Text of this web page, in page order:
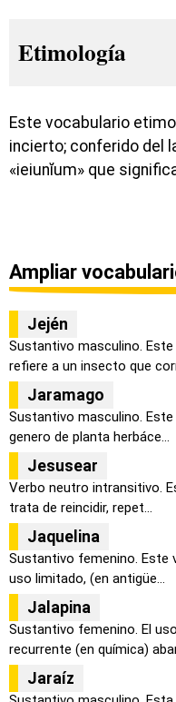
Etimología
Este vocabulario
incierto; conferido del
«ieiunĭum» que
Ampliar
Jején
Sustantivo masculino.
refiere a un insecto que
Jaramago
Sustantivo masculino.
genero de planta herbáce...
Jesusear
Verbo neutro intransitivo.
trata de reincidir, repet...
Jaquelina
Sustantivo femenino. Este
uso limitado, (en antigüe...
Jalapina
Sustantivo femenino. El
recurrente (en química)
Jaraíz